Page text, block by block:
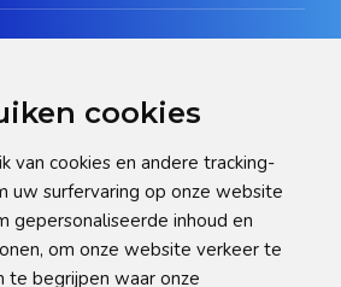
cookies
van cookies en andere tracking-
uw surfervaring op onze website
gepersonaliseerde inhoud en
om onze website verkeer te
te begrijpen waar onze